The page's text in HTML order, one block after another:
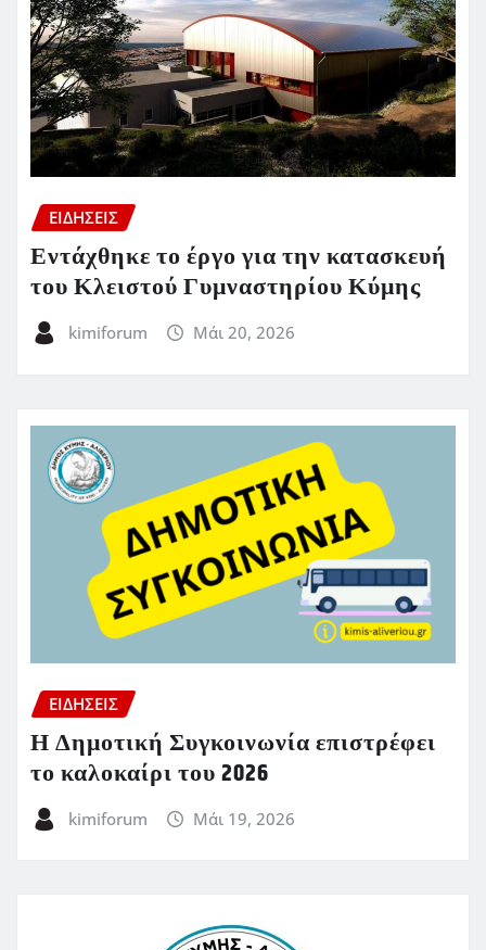
ΕΙΔΗΣΕΙΣ
Εντάχθηκε το έργο για την κατασκευή
του Κλειστού Γυμναστηρίου Κύμης
kimiforum Μάι 20, 2026
ΕΙΔΗΣΕΙΣ
Η Δημοτική Συγκοινωνία επιστρέφει
το καλοκαίρι του 2026
kimiforum Μάι 19, 2026